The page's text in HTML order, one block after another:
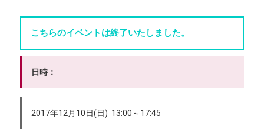
こちらのイベントは終了いたしました。
日時：
2017年12月10日(日) 13:00～17:45